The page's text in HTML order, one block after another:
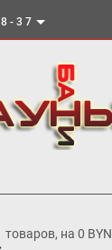
37
товаров, на 0 BYN